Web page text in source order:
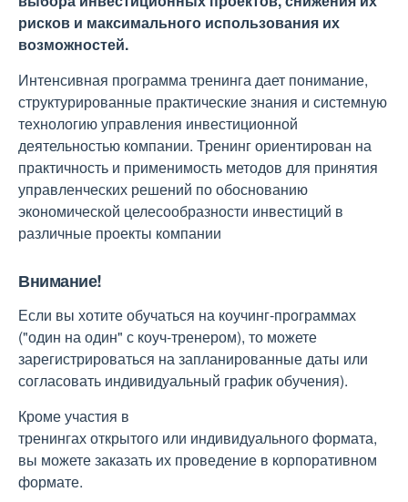
рисков и максимального использования их
возможностей.
Интенсивная программа тренинга дает понимание,
структурированные практические знания и системную
технологию управления инвестиционной
деятельностью компании. Тренинг ориентирован на
практичность и применимость методов для принятия
управленческих решений по обоснованию
экономической целесообразности инвестиций в
различные проекты компании
Внимание!
Если вы хотите обучаться на коучинг-программах
("один на один" с коуч-тренером), то можете
зарегистрироваться на запланированные даты или
согласовать индивидуальный график обучения).
Кроме участия в
тренингах открытого или индивидуального формата,
вы можете заказать их проведение в корпоративном
формате.